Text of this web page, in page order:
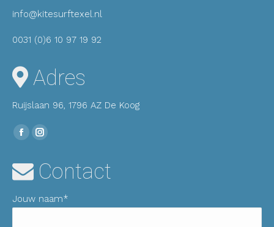
info@kitesurftexel.nl
0031 (0)6 10 97 19 92
Adres
Ruijslaan 96, 1796 AZ De Koog
Vind ons op:
Facebook
wordt
in
Instagram
wordt
in
Contact
Jouw naam*